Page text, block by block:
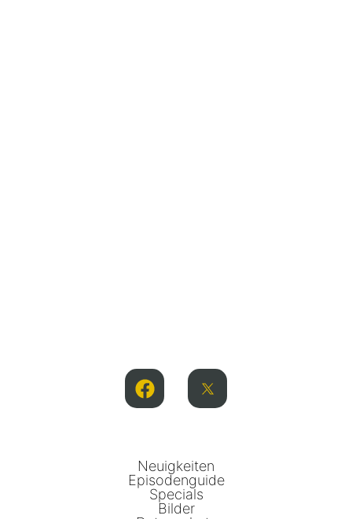
Neuigkeiten
Episodenguide
Specials
Bilder